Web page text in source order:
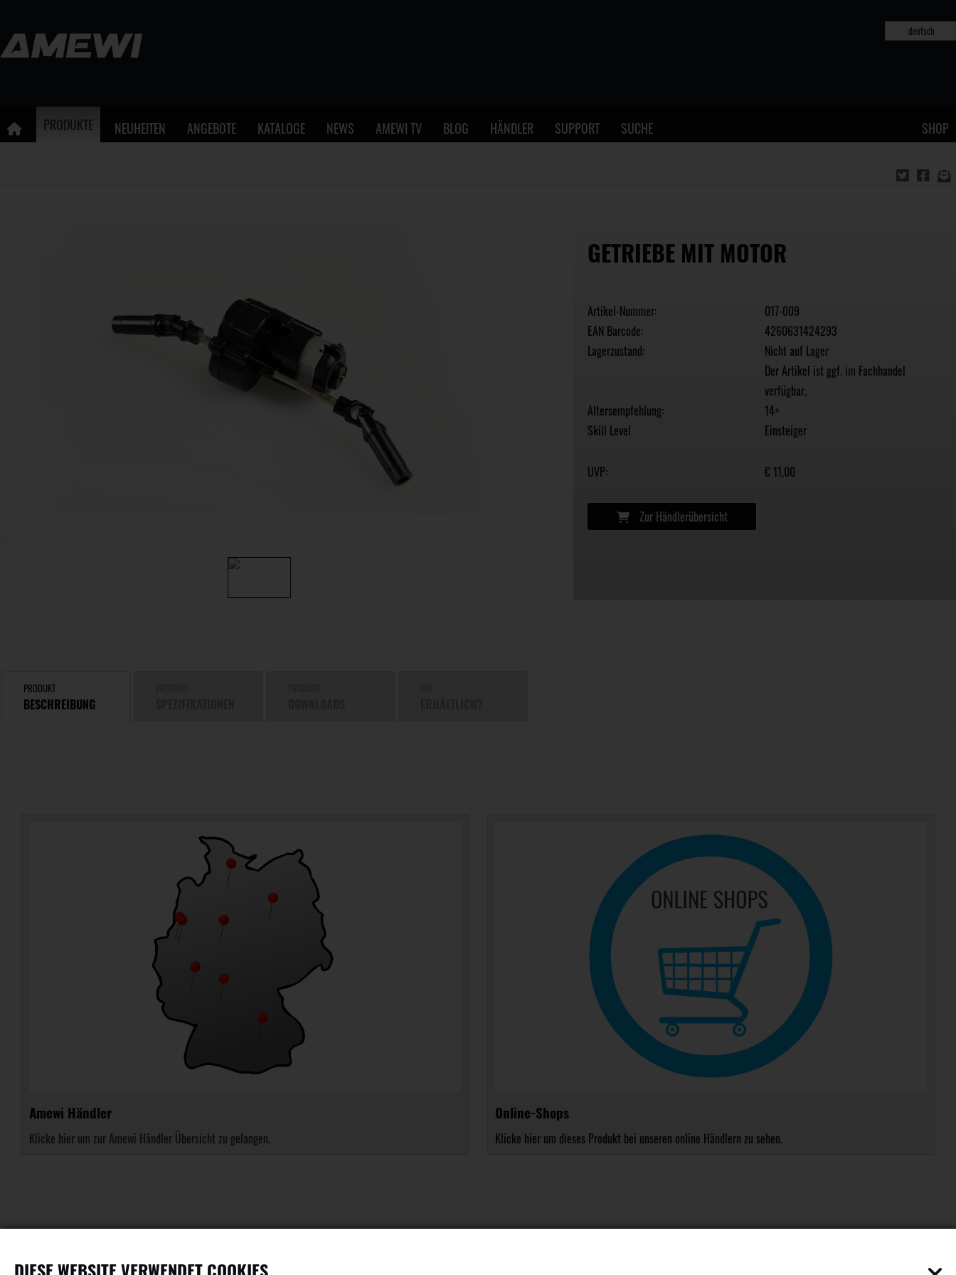
deutsch
PRODUKTE NEUHEITEN ANGEBOTE KATALOGE NEWS AMEWI TV BLOG HÄNDLER SUPPORT SUCHE SHOP
GETRIEBE MIT MOTOR
Artikel-Nummer:
017-009
EAN Barcode:
4260631424293
Lagerzustand:
Nicht auf Lager
Der Artikel ist ggf. im Fachhandel
verfügbar.
Altersempfehlung:
14+
Skill Level
Einsteiger
UVP: € 11,00
Zur Händlerübersicht
PRODUKT
BESCHREIBUNG
Amewi Händler
Klicke hier um zur Amewi Händler Übersicht zu gelangen.
Online-Shops
Klicke hier um dieses Produkt bei unseren online Händlern zu sehen.